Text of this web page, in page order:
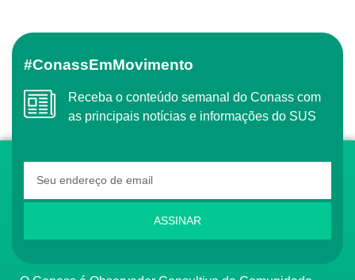
#ConassEmMovimento
Receba o conteúdo semanal do Conass com
as principais notícias e informações do SUS
ASSINAR